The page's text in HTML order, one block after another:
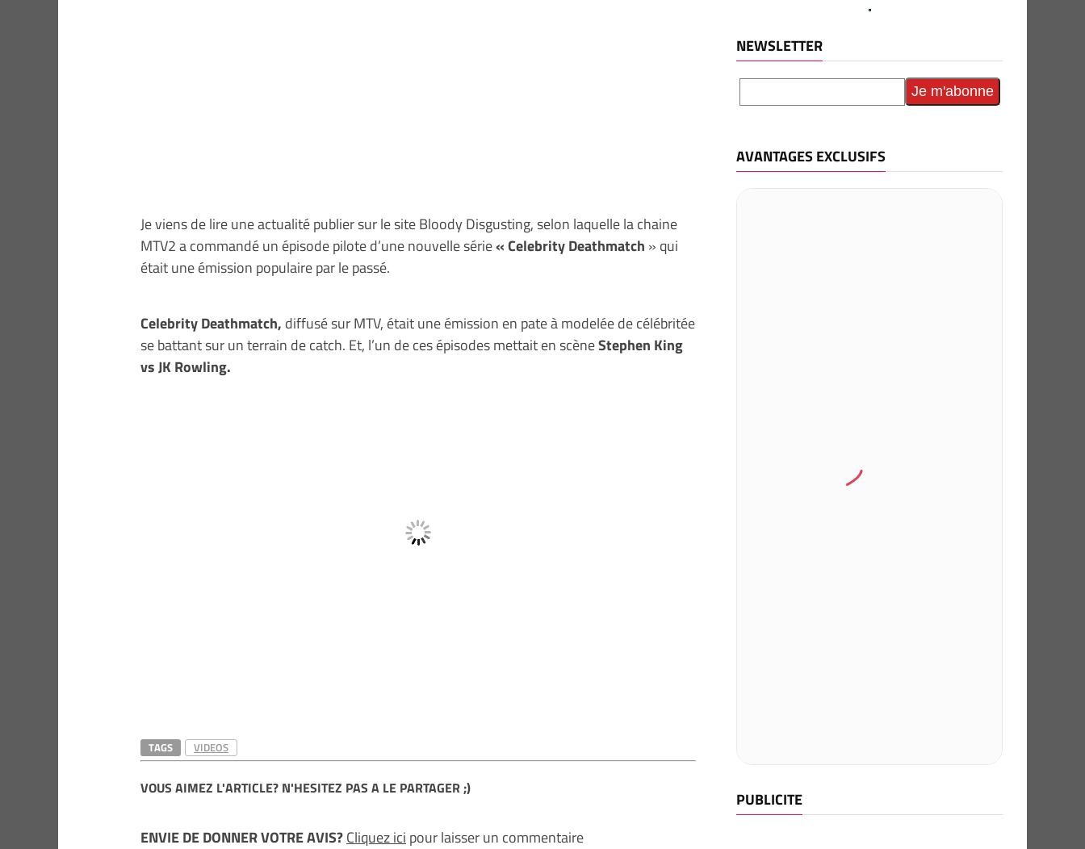
Je viens de lire une actualité publier sur le site Bloody Disgusting, selon laquelle la chaine
MTV2 a commandé un épisode pilote d’une nouvelle série« Celebrity Deathmatch » qui
était une émission populaire par le passé.
Celebrity Deathmatch, diffusé sur MTV, était une émission en pate à modelée de célébritée
se battant sur un terrain de catch. Et, l’un de ces épisodes mettait en scèneStephen King
vs JK Rowling.
TAGS VIDEOS
VOUS AIMEZ L'ARTICLE? N'HESITEZ PAS A LE PARTAGER ;)
ENVIE DE DONNER VOTRE AVIS?Cliquez ici pour laisser un commentaire
NEWSLETTER
AVANTAGES EXCLUSIFS
PUBLICITE